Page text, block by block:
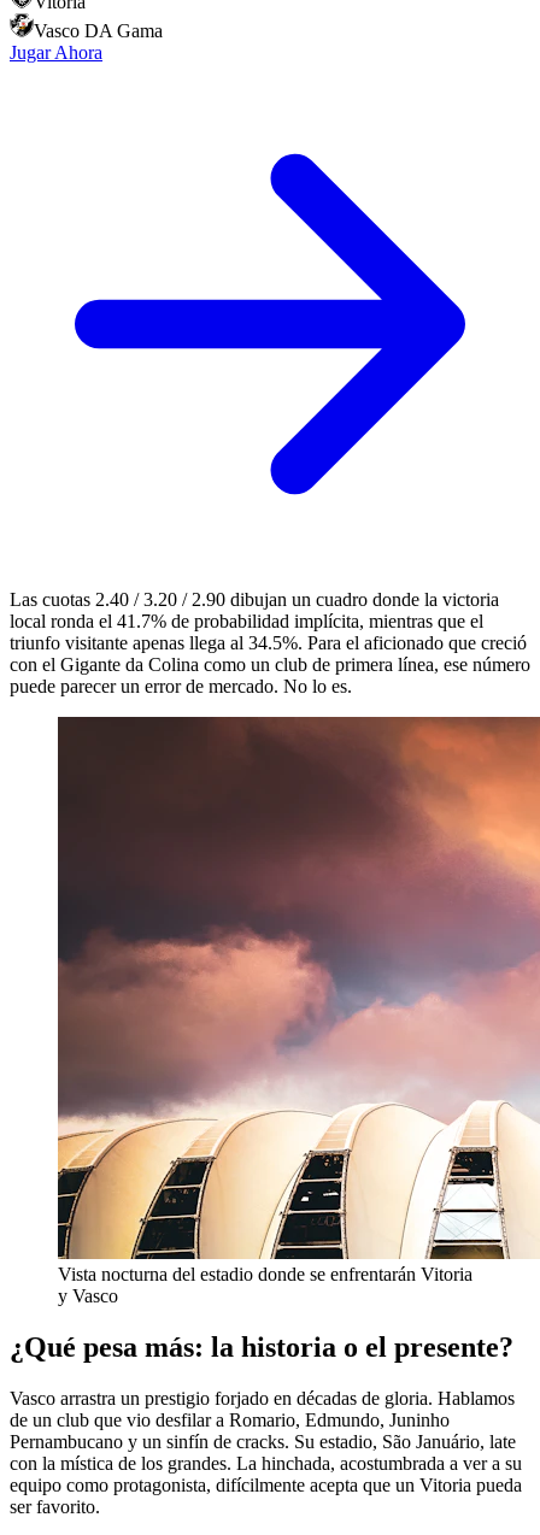
Vasco DA Gama
Jugar Ahora
Las cuotas 2.40 / 3.20 / 2.90 dibujan un cuadro donde la victoria
local ronda el 41.7% de probabilidad implícita, mientras que el
triunfo visitante apenas llega al 34.5%. Para el aficionado que creció
con el Gigante da Colina como un club de primera línea, ese número
puede parecer un error de mercado. No lo es.
Vista nocturna del estadio donde se enfrentarán Vitoria
y Vasco
¿Qué pesa más: la historia o el presente?
Vasco arrastra un prestigio forjado en décadas de gloria. Hablamos
de un club que vio desfilar a Romario, Edmundo, Juninho
Pernambucano y un sinfín de cracks. Su estadio, São Januário, late
con la mística de los grandes. La hinchada, acostumbrada a ver a su
equipo como protagonista, difícilmente acepta que un Vitoria pueda
ser favorito.